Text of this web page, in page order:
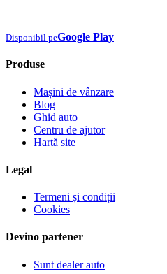
Disponibil peGoogle Play
Produse
Mașini de vânzare
Blog
Ghid auto
Centru de ajutor
Hartă site
Legal
Termeni și condiții
Cookies
Devino partener
Sunt dealer auto